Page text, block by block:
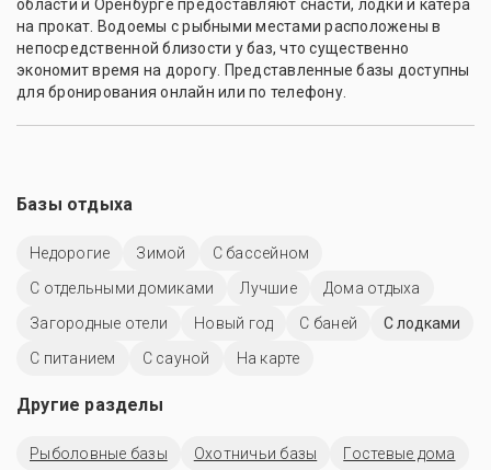
области и Оренбурге предоставляют снасти, лодки и катера
на прокат. Водоемы с рыбными местами расположены в
непосредственной близости у баз, что существенно
экономит время на дорогу. Представленные базы доступны
для бронирования онлайн или по телефону.
Базы отдыха
Недорогие Зимой
С бассейном
С отдельными домиками
Лучшие
Дома отдыха
Загородные отели
Новый год С баней
С лодками
С питанием
С сауной На карте
Другие разделы
Рыболовные базы Охотничьи базы Гостевые дома